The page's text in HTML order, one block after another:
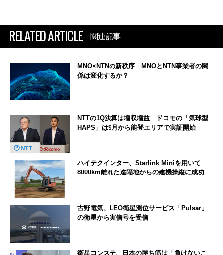
RELATED ARTICLE 関連記事
MNO×NTNの新秩序 MNOとNTN事業者の関
係は変化するか？
NTTの1Q決算は増収増益 ドコモの「気球型
HAPS」は9月から能登エリアで実証開始
ハイテクインター、Starlink Miniを用いて
8000km離れた遠隔地からの建機操縦に成功
古野電気、LEO衛星測位サービス「Pulsar」
の衛星から実信号を受信
衛星コンステ、日本の勝ち筋は「負けないこ